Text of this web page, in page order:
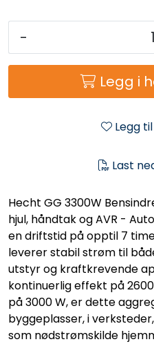
-
Legg i
Legg
Last
Hecht GG 3300W
hjul, håndtak og AVR -
en driftstid på opptil 7
leverer stabil strøm til
utstyr og kraftkrevende
kontinuerlig effekt på
på 3000 W, er dette
byggeplasser, i
som nødstrømskilde